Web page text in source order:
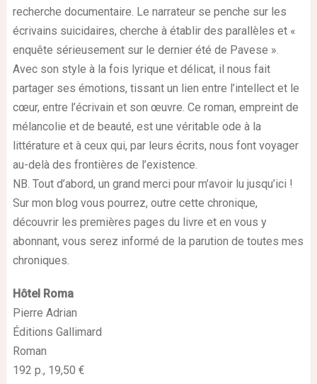
recherche documentaire. Le narrateur se penche sur les
écrivains suicidaires, cherche à établir des parallèles et «
enquête sérieusement sur le dernier été de Pavese ».
Avec son style à la fois lyrique et délicat, il nous fait
partager ses émotions, tissant un lien entre l’intellect et le
cœur, entre l’écrivain et son œuvre. Ce roman, empreint de
mélancolie et de beauté, est une véritable ode à la
littérature et à ceux qui, par leurs écrits, nous font voyager
au-delà des frontières de l’existence.
NB. Tout d’abord, un grand merci pour m’avoir lu jusqu’ici !
Sur mon blog vous pourrez, outre cette chronique,
découvrir les premières pages du livre et en vous y
abonnant, vous serez informé de la parution de toutes mes
chroniques.
Hôtel Roma
Pierre Adrian
Éditions Gallimard
Roman
192 p., 19,50 €